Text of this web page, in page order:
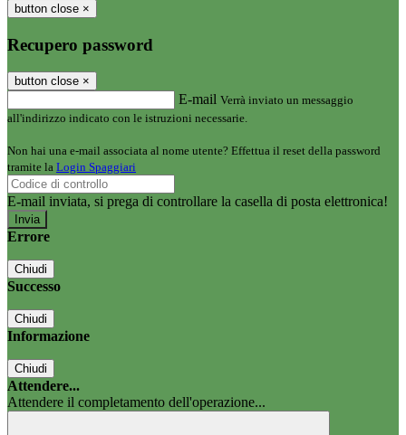
button close ×
Recupero password
button close ×
E-mail Verrà inviato un messaggio
all'indirizzo indicato con le istruzioni necessarie.
Non hai una e-mail associata al nome utente? Effettua il reset della password
tramite la Login Spaggiari
E-mail inviata, si prega di controllare la casella di posta elettronica!
Errore
Chiudi
Successo
Chiudi
Informazione
Chiudi
Attendere...
Attendere il completamento dell'operazione...